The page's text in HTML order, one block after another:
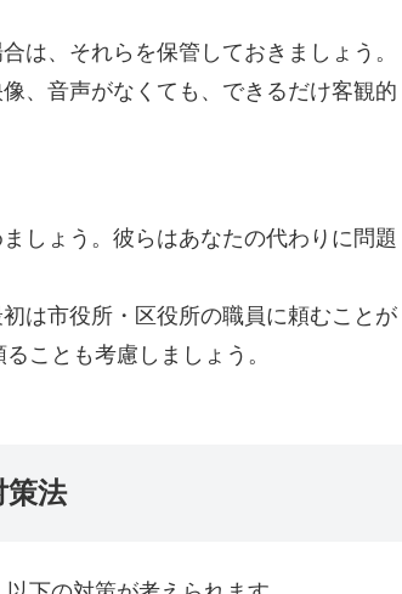
は、それらを保管しておきましょう。
、音声がなくても、できるだけ客観的
しょう。彼らはあなたの代わりに問題
は市役所・区役所の職員に頼むことが
ことも考慮しましょう。
策法